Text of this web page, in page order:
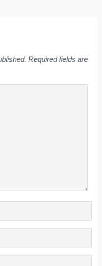
Required fields are